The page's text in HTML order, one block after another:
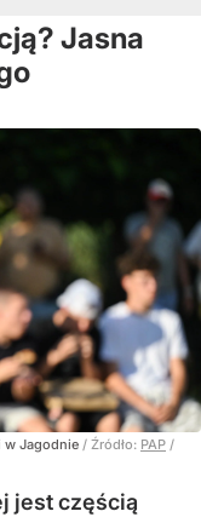
Jasna
w Jagodnie / Źródło: PAP /
jest częścią